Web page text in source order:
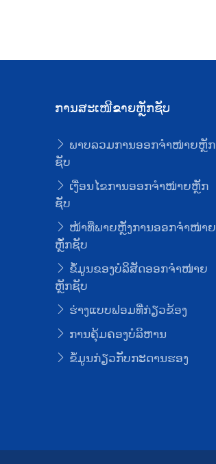
ການສະເໜີຂາຍຫຼັກຊັບ
ພາບລວມການອອກຈໍາໜ່າຍຫຼັກ
ຊັບ
ເງື່ອນໄຂການອອກຈໍາໜ່າຍຫຼັກ
ຊັບ
ໜ້າທີ່ພາຍຫຼັງການອອກຈໍາໜ່າຍ
ຫຼັໍກຊັບ
ຂໍ້ມູນຂອງບໍລິສັດອອກຈໍາໜ່າຍ
ຫຼັກຊັບ
ຮ່າງແບບຟອມທີ່ກ່ຽວຂ້ອງ
ການຄຸ້ມຄອງບໍລິຫານ
ຂໍ້ມູນກ່ຽວກັບກະດານຮອງ